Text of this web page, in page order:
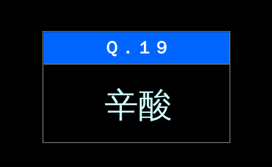
Ｑ．１９
辛酸